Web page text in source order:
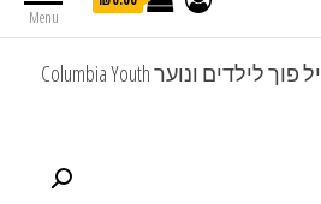
Menu
מעיל פוך לילדים ונוער Columbia Youth